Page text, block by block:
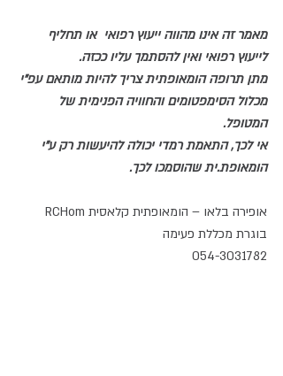
מאמר זה אינו מהווה ייעוץ רפואי  או תחליף
לייעוץ רפואי ואין להסתמך עליו ככזה.
מתן תרופה הומאופתית צריך להיות מותאם עפ"י
מכלול הסימפטומים והחוויה הפנימית של
המטופל.
אי לכך, התאמת רמדי יכולה להיעשות רק ע"י
הומאופת.ית שהוסמכו לכך.
בוגרת מכללת פעימה
054-3031782